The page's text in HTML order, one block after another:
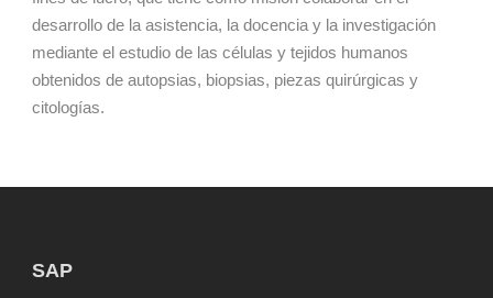
desarrollo de la asistencia, la docencia y la investigación
mediante el estudio de las células y tejidos humanos
obtenidos de autopsias, biopsias, piezas quirúrgicas y
citologías.
SAP